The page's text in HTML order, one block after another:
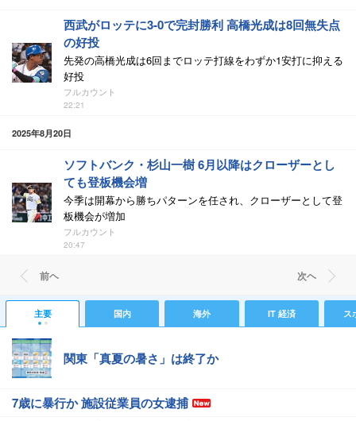
西武がロッテに3-0で完封勝利 高橋光成は8回無失点
の好投
先発の高橋光成は6回までロッテ打線をわずか1安打に抑える
好投
フルカウント
22:21
2025年8月20日
ソフトバンク・杉山一樹 6月以降はクローザーとし
ても登板機会増
今季は開幕から勝ちパターンを任され、クローザーとして登
板機会が増加
フルカウント
20:47
前ヘ 次ヘ
主要 国内 海外 IT 経済 ス
関東「真夏の暑さ」は終了か
7歳に暴行か 施設従業員の女逮捕